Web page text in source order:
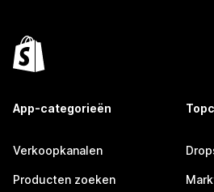
App-categorieën
Verkoopkanalen
Producten zoeken